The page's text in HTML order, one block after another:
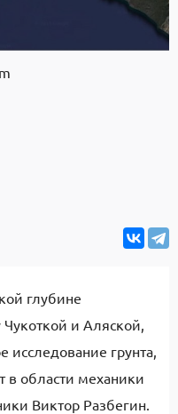
глубине
и Аляской,
исследование грунта,
в области механики
Виктор Разбегин.